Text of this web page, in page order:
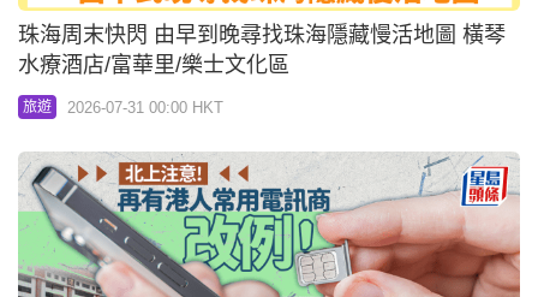
珠海周末快閃 由早到晚尋找珠海隱藏慢活地圖 橫琴
水療酒店/富華里/樂士文化區
旅遊 2026-07-31 00:00 HKT